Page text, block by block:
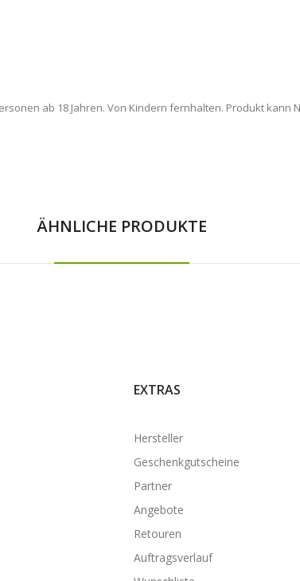
ab 18 Jahren. Von Kindern fernhalten. Produkt kann
ÄHNLICHE PRODUKTE
EXTRAS
Hersteller
Geschenkgutscheine
Partner
Angebote
Retouren
Auftragsverlauf